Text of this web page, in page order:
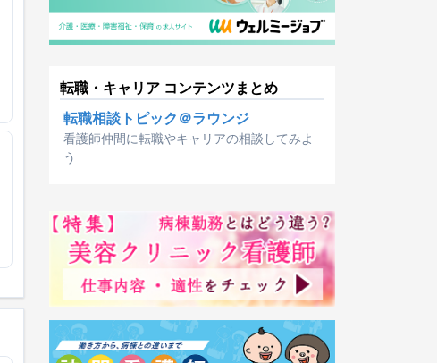
転職・キャリア コンテンツまとめ
転職相談トピック＠ラウンジ
看護師仲間に転職やキャリアの相談してみよ
う